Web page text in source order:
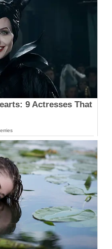
9 Actresses That